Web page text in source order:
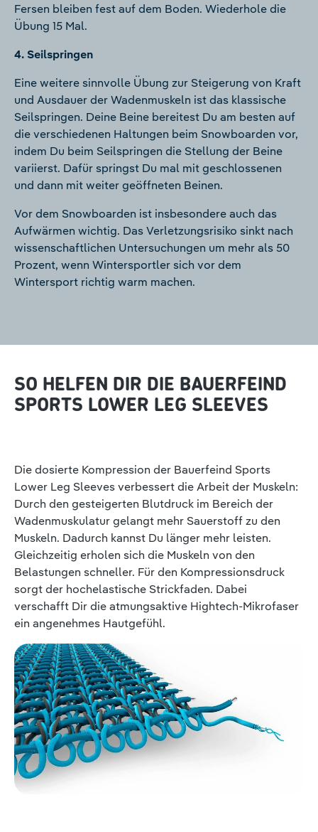
Fersen bleiben fest auf dem Boden. Wiederhole die
Übung 15 Mal.
4. Seilspringen
Eine weitere sinnvolle Übung zur Steigerung von Kraft
und Ausdauer der Wadenmuskeln ist das klassische
Seilspringen. Deine Beine bereitest Du am besten auf
die verschiedenen Haltungen beim Snowboarden vor,
indem Du beim Seilspringen die Stellung der Beine
variierst. Dafür springst Du mal mit geschlossenen
und dann mit weiter geöffneten Beinen.
Vor dem Snowboarden ist insbesondere auch das
Aufwärmen wichtig. Das Verletzungsrisiko sinkt nach
wissenschaftlichen Untersuchungen um mehr als 50
Prozent, wenn Wintersportler sich vor dem
Wintersport richtig warm machen.
SO HELFEN DIR DIE BAUERFEIND
SPORTS LOWER LEG SLEEVES
Die dosierte Kompression der Bauerfeind Sports
Lower Leg Sleeves verbessert die Arbeit der Muskeln:
Durch den gesteigerten Blutdruck im Bereich der
Wadenmuskulatur gelangt mehr Sauerstoff zu den
Muskeln. Dadurch kannst Du länger mehr leisten.
Gleichzeitig erholen sich die Muskeln von den
Belastungen schneller. Für den Kompressionsdruck
sorgt der hochelastische Strickfaden. Dabei
verschafft Dir die atmungsaktive Hightech-Mikrofaser
ein angenehmes Hautgefühl.